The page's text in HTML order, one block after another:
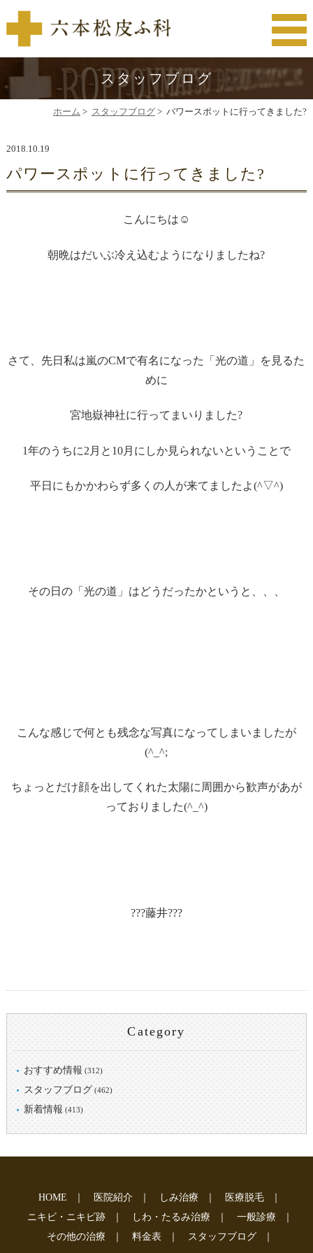
スタッフブログ
ホーム > スタッフブログ > パワースポットに行ってきました?
2018.10.19
パワースポットに行ってきました?
こんにちは☺️
朝晩はだいぶ冷え込むようになりましたね?
さて、先日私は嵐のCMで有名になった「光の道」を見るた
めに
宮地嶽神社に行ってまいりました?
1年のうちに2月と10月にしか見られないということで
平日にもかかわらず多くの人が来てましたよ(^▽^)
その日の「光の道」はどうだったかというと、、、
こんな感じで何とも残念な写真になってしまいましたが
(^_^;
ちょっとだけ顔を出してくれた太陽に周囲から歓声があが
っておりました(^_^)
???藤井???
Category
おすすめ情報 (312)
スタッフブログ (462)
新着情報 (413)
HOME 医院紹介 しみ治療 医療脱毛
ニキビ・ニキビ跡
しわ・たるみ治療 一般診療
その他の治療
料金表 スタッフブログ